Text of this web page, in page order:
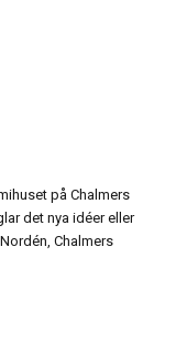
på Chalmers
det nya idéer eller
Chalmers